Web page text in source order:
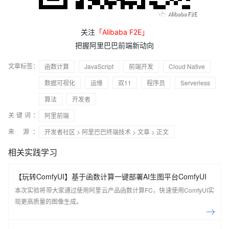
关注「Alibaba F2E」
把握阿里巴巴前端新动向
文章标签： 函数计算 JavaScript 前端开发
Cloud Native
数据可视化
运维 双11 程序员
Serverless
算法
开发者
关键词：
阿里前端
来 源：
开发者社区 > 阿里巴巴终端技术 > 文章 > 正文
相关实践学习
【玩转ComfyUI】基于函数计算一键部署AI生图平台ComfyUI
本次实验将带大家通过使用阿里云产品函数计算FC，快速使用ComfyUI实
现更高质量的图像生成。